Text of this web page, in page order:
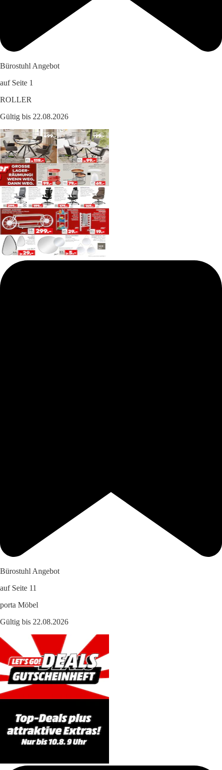
Bürostuhl Angebot
auf Seite 1
ROLLER
Gültig bis 22.08.2026
Bürostuhl Angebot
auf Seite 11
porta Möbel
Gültig bis 22.08.2026